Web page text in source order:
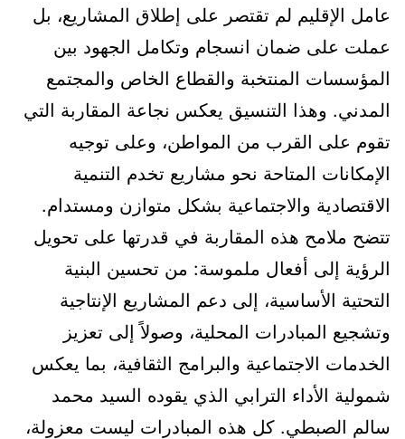
عامل الإقليم لم تقتصر على إطلاق المشاريع، بل
عملت على ضمان انسجام وتكامل الجهود بين
المؤسسات المنتخبة والقطاع الخاص والمجتمع
المدني. وهذا التنسيق يعكس نجاعة المقاربة التي
تقوم على القرب من المواطن، وعلى توجيه
الإمكانات المتاحة نحو مشاريع تخدم التنمية
الاقتصادية والاجتماعية بشكل متوازن ومستدام.
تتضح ملامح هذه المقاربة في قدرتها على تحويل
الرؤية إلى أفعال ملموسة: من تحسين البنية
التحتية الأساسية، إلى دعم المشاريع الإنتاجية
وتشجيع المبادرات المحلية، وصولاً إلى تعزيز
الخدمات الاجتماعية والبرامج الثقافية، بما يعكس
شمولية الأداء الترابي الذي يقوده السيد محمد
سالم الصبطي. كل هذه المبادرات ليست معزولة،